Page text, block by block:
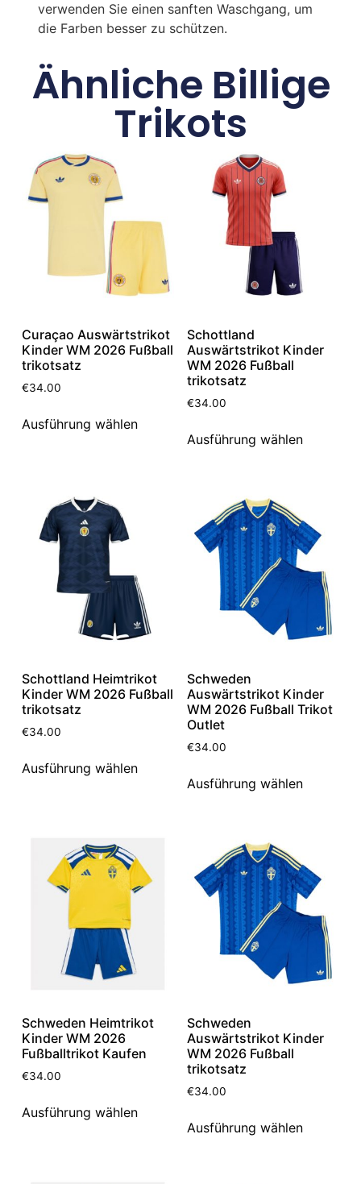
verwenden Sie einen sanften Waschgang, um
die Farben besser zu schützen.
Ähnliche Billige
Trikots
Curaçao Auswärtstrikot
Kinder WM 2026 Fußball
trikotsatz
€34.00
Ausführung wählen
Schottland
Auswärtstrikot Kinder
WM 2026 Fußball
trikotsatz
€34.00
Ausführung wählen
Schottland Heimtrikot
Kinder WM 2026 Fußball
trikotsatz
€34.00
Ausführung wählen
Schweden
Auswärtstrikot Kinder
WM 2026 Fußball Trikot
Outlet
€34.00
Ausführung wählen
Schweden Heimtrikot
Kinder WM 2026
Fußballtrikot Kaufen
€34.00
Ausführung wählen
Schweden
Auswärtstrikot Kinder
WM 2026 Fußball
trikotsatz
€34.00
Ausführung wählen